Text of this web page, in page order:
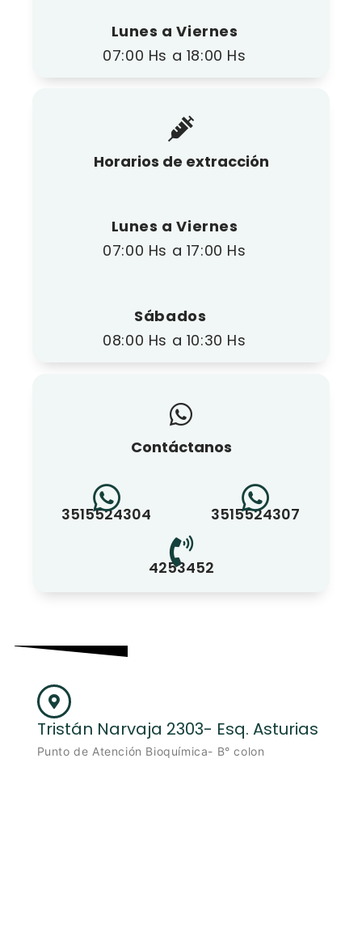
Lunes a Viernes
07:00 Hs a 18:00 Hs
Horarios de extracción
Lunes a Viernes
07:00 Hs a 17:00 Hs
Sábados
08:00 Hs a 10:30 Hs
Contáctanos
3515524304 3515524307
4253452
Tristán Narvaja 2303- Esq. Asturias
Punto de Atención Bioquímica- B° colon